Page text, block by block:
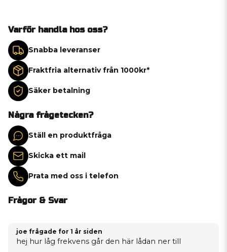
Varför handla hos oss?
Snabba leveranser
Fraktfria alternativ från 1000kr*
Säker betalning
Några frågetecken?
Ställ en produktfråga
Skicka ett mail
Prata med oss i telefon
Frågor & Svar
joe frågade for 1 år siden
hej hur låg frekvens går den här lådan ner till